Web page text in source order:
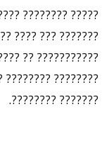
?? ??? ???????
?? ???????
?????????
?????? ??? ??
??????? ????????.